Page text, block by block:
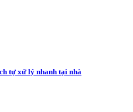
tự xử lý nhanh tại nhà